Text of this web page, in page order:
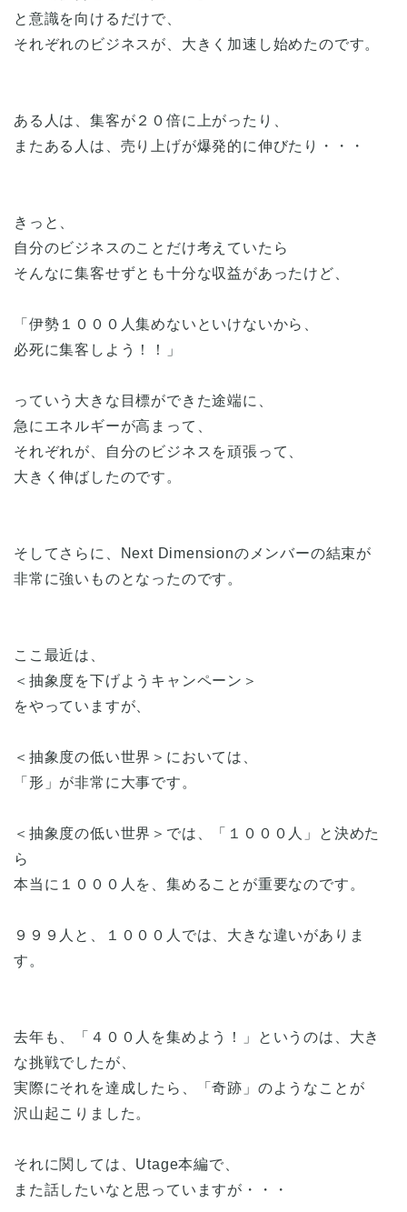
と意識を向けるだけで、
それぞれのビジネスが、大きく加速し始めたのです。
ある人は、集客が２０倍に上がったり、
またある人は、売り上げが爆発的に伸びたり・・・
きっと、
自分のビジネスのことだけ考えていたら
そんなに集客せずとも十分な収益があったけど、
「伊勢１０００人集めないといけないから、
必死に集客しよう！！」
っていう大きな目標ができた途端に、
急にエネルギーが高まって、
それぞれが、自分のビジネスを頑張って、
大きく伸ばしたのです。
そしてさらに、Next Dimensionのメンバーの結束が
非常に強いものとなったのです。
ここ最近は、
＜抽象度を下げようキャンペーン＞
をやっていますが、
＜抽象度の低い世界＞においては、
「形」が非常に大事です。
＜抽象度の低い世界＞では、「１０００人」と決めた
ら
本当に１０００人を、集めることが重要なのです。
９９９人と、１０００人では、大きな違いがありま
す。
去年も、「４００人を集めよう！」というのは、大き
な挑戦でしたが、
実際にそれを達成したら、「奇跡」のようなことが
沢山起こりました。
それに関しては、Utage本編で、
また話したいなと思っていますが・・・